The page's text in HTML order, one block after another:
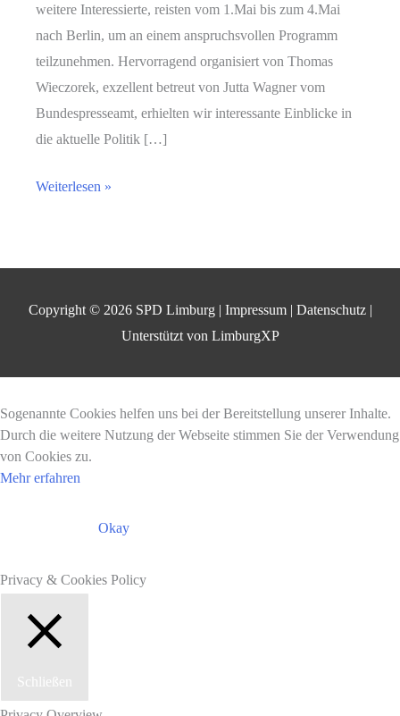
weitere Interessierte, reisten vom 1.Mai bis zum 4.Mai
nach Berlin, um an einem anspruchsvollen Programm
teilzunehmen. Hervorragend organisiert von Thomas
Wieczorek, exzellent betreut von Jutta Wagner vom
Bundespresseamt, erhielten wir interessante Einblicke in
die aktuelle Politik […]
Auf
Weiterlesen »
Copyright © 2026 SPD Limburg| Impressum| Datenschutz|
Unterstützt von LimburgXP
Sogenannte Cookies helfen uns bei der Bereitstellung unserer Inhalte.
Durch die weitere Nutzung der Webseite stimmen Sie der Verwendung
von Cookies zu.
Mehr erfahren
Okay
Privacy & Cookies Policy
Schließen